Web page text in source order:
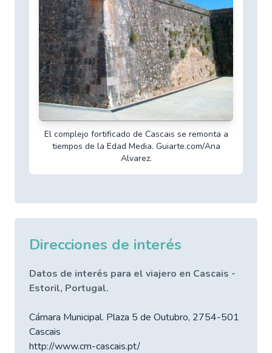
El complejo fortificado de Cascais se remonta a
tiempos de la Edad Media. Guiarte.com/Ana
Alvarez.
Direcciones de interés
Datos de interés para el viajero en Cascais -
Estoril, Portugal.
Cámara Municipal. Plaza 5 de Outubro, 2754-501
Cascais
http://www.cm-cascais.pt/